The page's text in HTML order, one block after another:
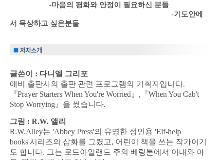
-마음의 평화와 안정이 필요하신 분들
-기도안에
서 묵상하고 싶은분들
글쓴이 : 다니엘 그리포
애비 출판사의 출판 관련 프로그램의 기획자입니다.
『Prayer Starters When You're Worried』,『When You Cab't
Stop Worrying』을 썼습니다.
그림 : R.W. 앨리
R.W.Alley는 'Abbey Press'의 유명한 성인용 'Elf-help
books'시리즈의 삽화를 그렸고, 어린이 책을 쓰는 작가이기
도 합니다. 그는 로드아일랜드 주의 베링톤에서 아내와 아